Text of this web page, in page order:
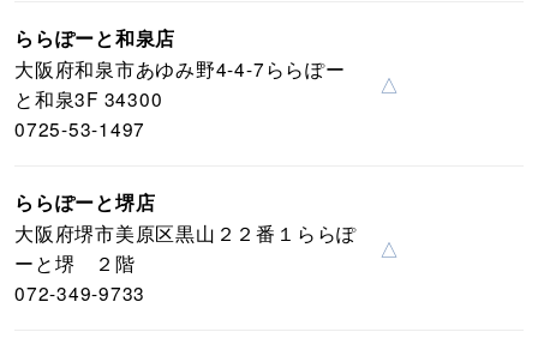
ららぽーと和泉店
大阪府和泉市あゆみ野4-4-7ららぽー
と和泉3F 34300
0725-53-1497
△
ららぽーと堺店
大阪府堺市美原区黒山２２番１ららぽ
ーと堺 ２階
072-349-9733
△